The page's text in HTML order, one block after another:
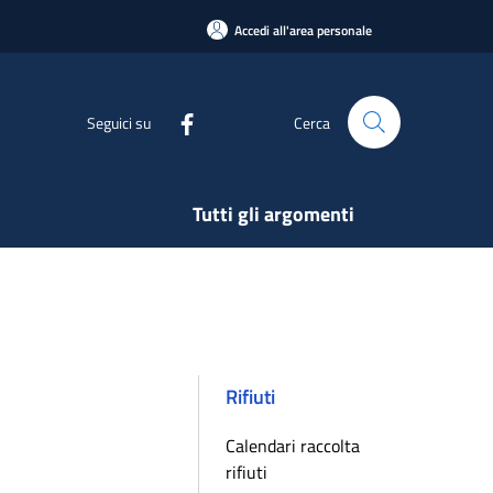
Accedi all'area personale
Seguici su Cerca
Tutti gli argomenti
Rifiuti
Calendari raccolta
rifiuti